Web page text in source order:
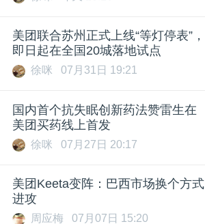
美团联合苏州正式上线“等灯停表”，
即日起在全国20城落地试点
徐咪 07月31日 19:21
国内首个抗失眠创新药法赞雷生在
美团买药线上首发
徐咪 07月27日 20:17
美团Keeta变阵：巴西市场换个方式
进攻
周应梅 07月07日 15:20